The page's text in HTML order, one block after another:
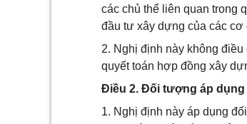
các chủ thể liên quan trong
đầu tư xây dựng của các
2. Nghị định này không
quyết toán hợp đồng xây
Điều 2. Đối tượng áp dụng
1. Nghị định này áp dụng